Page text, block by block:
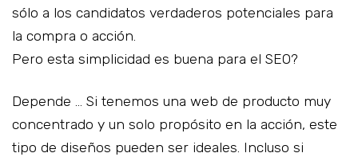
sólo a los candidatos verdaderos potenciales para
la compra o acción.
Pero esta simplicidad es buena para el SEO?
Depende … Si tenemos una web de producto muy
concentrado y un solo propósito en la acción, este
tipo de diseños pueden ser ideales. Incluso si